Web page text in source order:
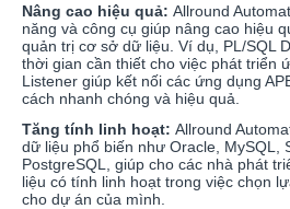
Nâng cao hiệu quả: Allround
năng và công cụ giúp nâng cao hiệu
quản trị cơ sở dữ liệu. Ví dụ, PL/SQL
thời gian cần thiết cho việc phát triển
Listener giúp kết nối các ứng dụng
cách nhanh chóng và hiệu quả.
Tăng tính linh hoạt: Allround
dữ liệu phổ biến như Oracle, MySQL,
PostgreSQL, giúp cho các nhà phát
liệu có tính linh hoạt trong việc chọn
cho dự án của mình.